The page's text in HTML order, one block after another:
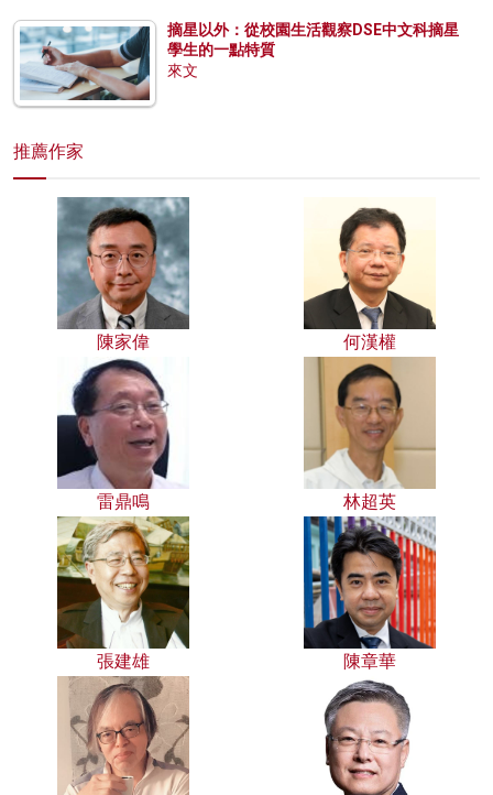
摘星以外：從校園生活觀察DSE中文科摘星
學生的一點特質
來文
推薦作家
陳家偉 何漢權
雷鼎鳴 林超英
張建雄 陳章華